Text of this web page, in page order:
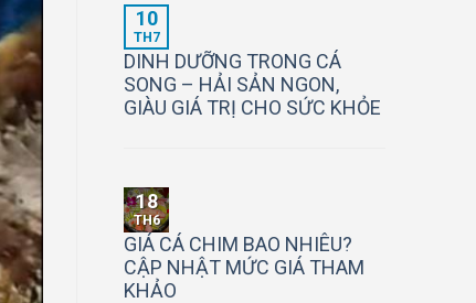
10
TH7
DINH DƯỠNG TRONG CÁ
SONG – HẢI SẢN NGON,
GIÀU GIÁ TRỊ CHO SỨC KHỎE
18
TH6
GIÁ CÁ CHIM BAO NHIÊU?
CẬP NHẬT MỨC GIÁ THAM
KHẢO